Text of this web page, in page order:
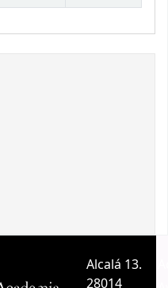
Alcalá 13.